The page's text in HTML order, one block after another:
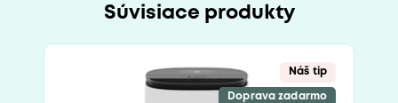
Súvisiace produkty
Náš tip
Doprava zadarmo